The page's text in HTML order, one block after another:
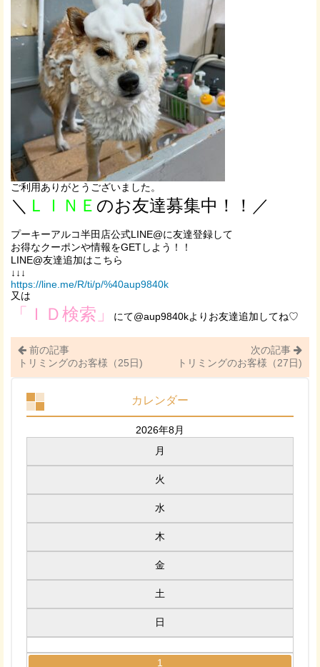
ご利用ありがとうございました。
＼ ＬＩＮＥ のお友達募集中！！／
プーキーアルコ半田店公式LINE@に友達登録して
お得なクーポンや情報をGETしよう！！
LINE@友達追加はこちら
↓↓↓
https://line.me/R/ti/p/%40aup9840k
又は
「ＩＤ検索」 にて@aup9840kよりお友達追加してね♡
前の記事
トリミングのお客様（25日)
次の記事
トリミングのお客様（27日)
カレンダー
2026年8月
月
火
水
木
金
土
日
1